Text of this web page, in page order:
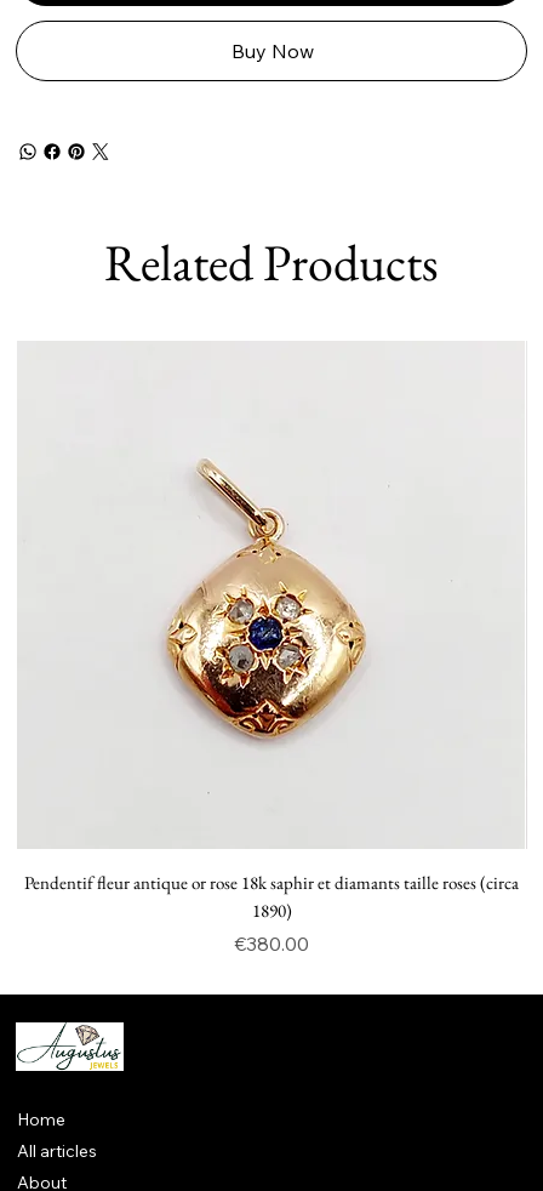
Buy Now
Related Products
Pendentif fleur antique or rose 18k saphir et diamants taille roses (circa
1890)
Price
€380.00
Home
All articles
About